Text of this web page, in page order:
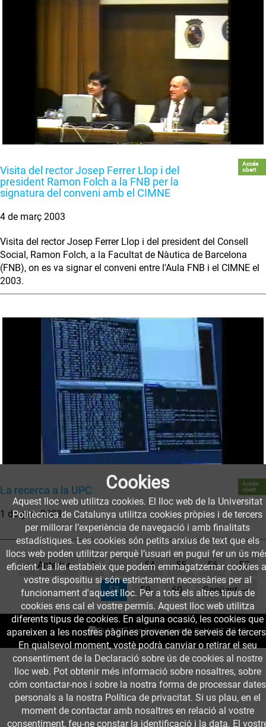
Visita del rector Josep Ferrer Llop i del
president Ramon Folch a la FNB per la
signatura del conveni amb el CIMNE
Accés
obert
4 de març 2003
Visita del rector Josep Ferrer Llop i del president del Consell
Social, Ramon Folch, a la Facultat de Nàutica de Barcelona
(FNB), on es va signar el conveni entre l'Aula FNB i el CIMNE el
2003.
La recerca a la UPC
Accés
obert
1 de gen. 2003
← Anterior 1 … 54 55 56 57
58(current)
59 60 Següent →
Cookies
Aquest lloc web utilitza cookies. El lloc web de la Universitat
Politècnica de Catalunya utilitza cookies pròpies i de tercers
per millorar l’experiència de navegació i amb finalitats
estadístiques. Les cookies són petits arxius de text que els
llocs web poden utilitzar perquè l’usuari en pugui fer un ús
eficient. La llei estableix que podem emmagatzemar cookies
vostre dispositiu si són estrictament necessàries per al
funcionament d'aquest lloc. Per a tots els altres tipus de
cookies ens cal el vostre permís. Aquest lloc web utilitza
diferents tipus de cookies. En alguna ocasió, les cookies que
apareixen a les nostres pàgines provenen de serveis de
En qualsevol moment, vostè podrà canviar o retirar el seu
consentiment de la Declaració sobre ús de cookies al nostre
lloc web. Pot obtenir més informació sobre nosaltres, sobre
cóm contactar-nos i sobre la nostra forma de processar dates
personals a la nostra Política de privacitat. Si us plau, en el
moment de contactar amb nosaltres en relació al vostre
consentiment, feu-ne constar la identificació i la data. El
Funciona amb PuMuKIT 3.9.10